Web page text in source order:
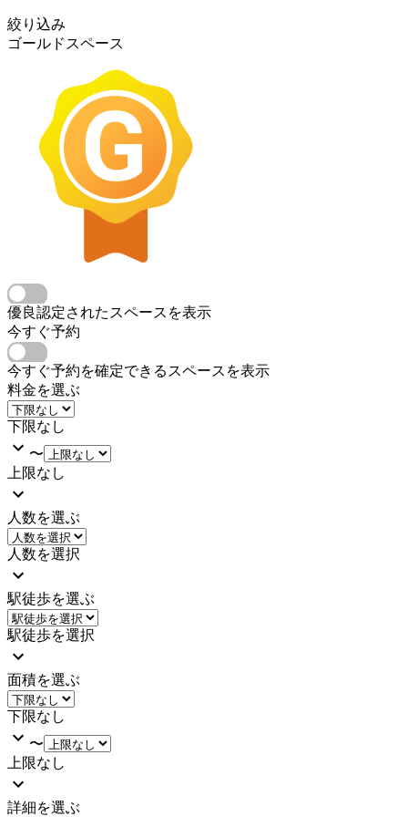
絞り込み
ゴールドスペース
優良認定されたスペースを表示
今すぐ予約
今すぐ予約を確定できるスペースを表示
料金を選ぶ
下限なし
〜
上限なし
人数を選ぶ
人数を選択
駅徒歩を選ぶ
駅徒歩を選択
面積を選ぶ
下限なし
〜
上限なし
詳細を選ぶ